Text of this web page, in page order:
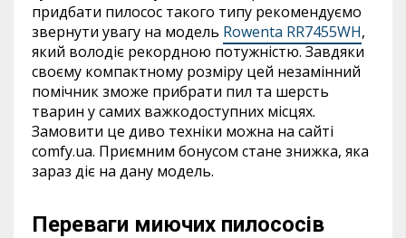
придбати пилосос такого типу рекомендуємо
звернути увагу на модель Rowenta RR7455WH,
який володіє рекордною потужністю. Завдяки
своєму компактному розміру цей незамінний
помічник зможе прибрати пил та шерсть
тварин у самих важкодоступних місцях.
Замовити це диво техніки можна на сайті
comfy.ua. Приємним бонусом стане знижка, яка
зараз діє на дану модель.
Переваги миючих пилососів